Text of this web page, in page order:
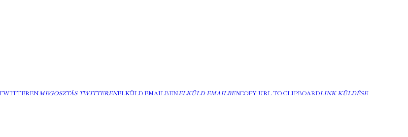
MEGOSZTÁS TWITTERENELKÜLD EMAILBENELKÜLD EMAILBENCOPY URL TO CLIPBOARDLINK KÜLDÉSE